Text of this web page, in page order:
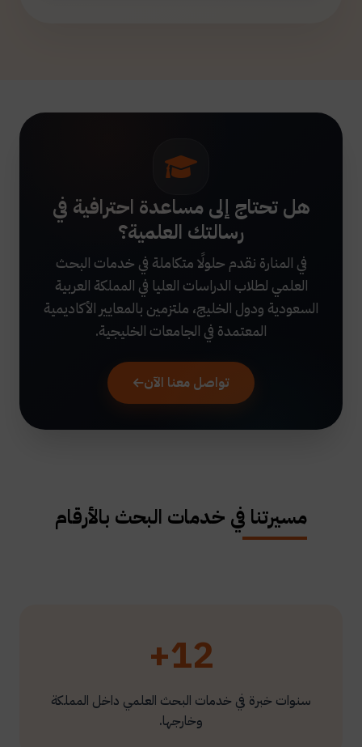
هل تحتاج إلى مساعدة احترافية في
رسالتك العلمية؟
في المنارة نقدم حلولًا متكاملة في خدمات البحث
العلمي لطلاب الدراسات العليا في المملكة العربية
السعودية ودول الخليج، ملتزمين بالمعايير الأكاديمية
المعتمدة في الجامعات الخليجية.
تواصل معنا الآن
مسيرتنا في خدمات البحث بالأرقام
12+
سنوات خبرة في خدمات البحث العلمي داخل المملكة
وخارجها.